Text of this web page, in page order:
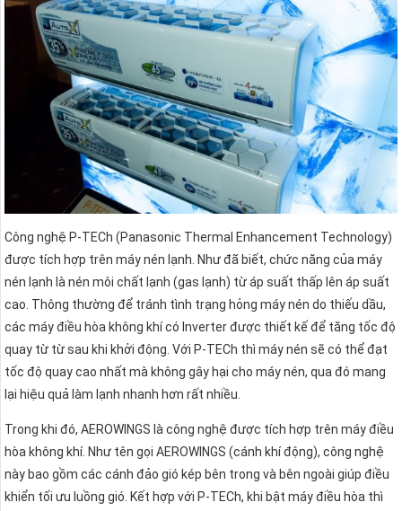
Công nghệ P-TECh (Panasonic Thermal Enhancement Technology)
được tích hợp trên máy nén lạnh. Như đã biết, chức năng của máy
nén lạnh là nén môi chất lạnh (gas lạnh) từ áp suất thấp lên áp suất
cao. Thông thường để tránh tình trạng hỏng máy nén do thiếu dầu,
các máy điều hòa không khí có Inverter được thiết kế để tăng tốc độ
quay từ từ sau khi khởi động. Với P-TECh thì máy nén sẽ có thể đạt
tốc độ quay cao nhất mà không gây hại cho máy nén, qua đó mang
lại hiệu quả làm lạnh nhanh hơn rất nhiều.
Trong khi đó, AEROWINGS là công nghệ được tích hợp trên máy điều
hòa không khí. Như tên gọi AEROWINGS (cánh khí động), công nghệ
này bao gồm các cánh đảo gió kép bên trong và bên ngoài giúp điều
khiển tối ưu luồng gió. Kết hợp với P-TECh, khi bật máy điều hòa thì